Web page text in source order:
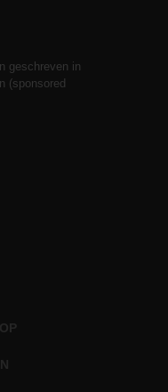
en
wil jij
geschreven in
(sponsored